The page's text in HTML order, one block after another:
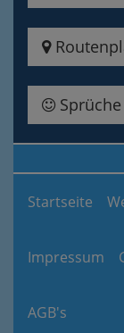
Sprüche
Startseite
Impressum
AGB's